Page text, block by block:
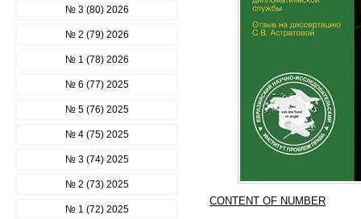
№ 3 (80) 2026
№ 2 (79) 2026
№ 1 (78) 2026
№ 6 (77) 2025
№ 5 (76) 2025
№ 4 (75) 2025
№ 3 (74) 2025
№ 2 (73) 2025
№ 1 (72) 2025
CONTENT OF NUMBER